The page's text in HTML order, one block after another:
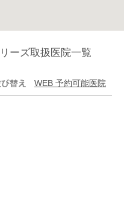
ーズ取扱医院一覧
WEB 予約可能医院